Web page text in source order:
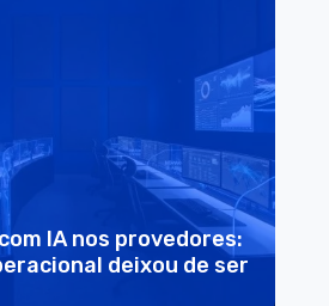
IA nos provedores:
deixou de ser